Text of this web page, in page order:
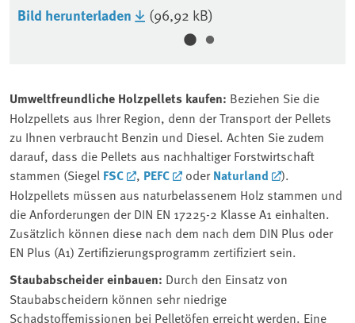
Bild herunterladen (96,92 kB)
Umweltfreundliche Holzpellets kaufen: Beziehen Sie die
Holzpellets aus Ihrer Region, denn der Transport der Pellets
zu Ihnen verbraucht Benzin und Diesel. Achten Sie zudem
darauf, dass die Pellets aus nachhaltiger Forstwirtschaft
stammen (Siegel FSC , PEFC oderNaturland
).
Holzpellets müssen aus naturbelassenem Holz stammen und
die Anforderungen der DIN EN 17225-2 Klasse A1 einhalten.
Zusätzlich können diese nach dem nach dem DIN Plus oder
EN Plus (A1) Zertifizierungsprogramm zertifiziert sein.
Staubabscheider einbauen: Durch den Einsatz von
Staubabscheidern können sehr niedrige
Schadstoffemissionen bei Pelletöfen erreicht werden. Eine